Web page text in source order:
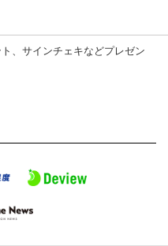
、サインチェキなどプレゼン